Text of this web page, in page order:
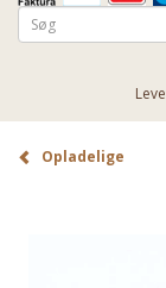
Opladelige